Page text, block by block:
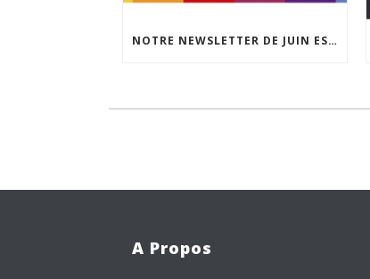
NOTRE NEWSLETTER DE JUIN EST EN LIGNE !
A Propos